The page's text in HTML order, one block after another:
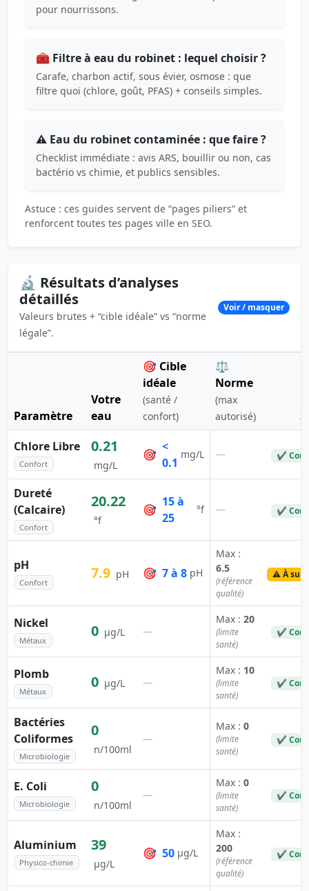
pour nourrissons.
🧰 Filtre à eau du robinet : lequel choisir ?
Carafe, charbon actif, sous évier, osmose : que
filtre quoi (chlore, goût, PFAS) + conseils simples.
⚠️ Eau du robinet contaminée : que faire ?
Checklist immédiate : avis ARS, bouillir ou non, cas
bactério vs chimie, et publics sensibles.
Astuce : ces guides servent de “pages piliers” et
renforcent toutes tes pages ville en SEO.
🔬 Résultats d’analyses
détaillés
Valeurs brutes + “cible idéale” vs “norme
légale”.
Voir / masquer
Paramètre
Votre
eau
🎯 Cible
idéale
(santé /
confort)
⚖️
Norme
(max
autorisé)
Chlore Libre
Confort
0.21
mg/L
🎯
<
0.1
mg/L — ✔
Dureté
(Calcaire)
Confort
20.22
°f
🎯
15 à
25
°f — ✔
pH
Confort
7.9 pH 🎯 7 à 8 pH
Max :
6.5
(référence
qualité)
⚠️ À
Nickel
Métaux
0 µg/L —
Max : 20
(limite
santé)
✔
Plomb
Métaux
0 µg/L —
Max : 10
(limite
santé)
✔
Bactéries
Coliformes
Microbiologie
0
n/100ml
—
Max : 0
(limite
santé)
✔
E. Coli
Microbiologie
0
n/100ml
—
Max : 0
(limite
santé)
✔
Aluminium
Physico-chimie
39
µg/L
🎯 50 µg/L
Max :
200
(référence
qualité)
✔